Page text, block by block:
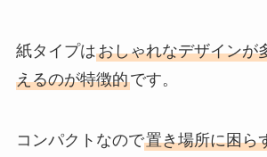
紙タイプはおしゃれなデザインが
えるのが特徴的です。
コンパクトなので置き場所に困ら